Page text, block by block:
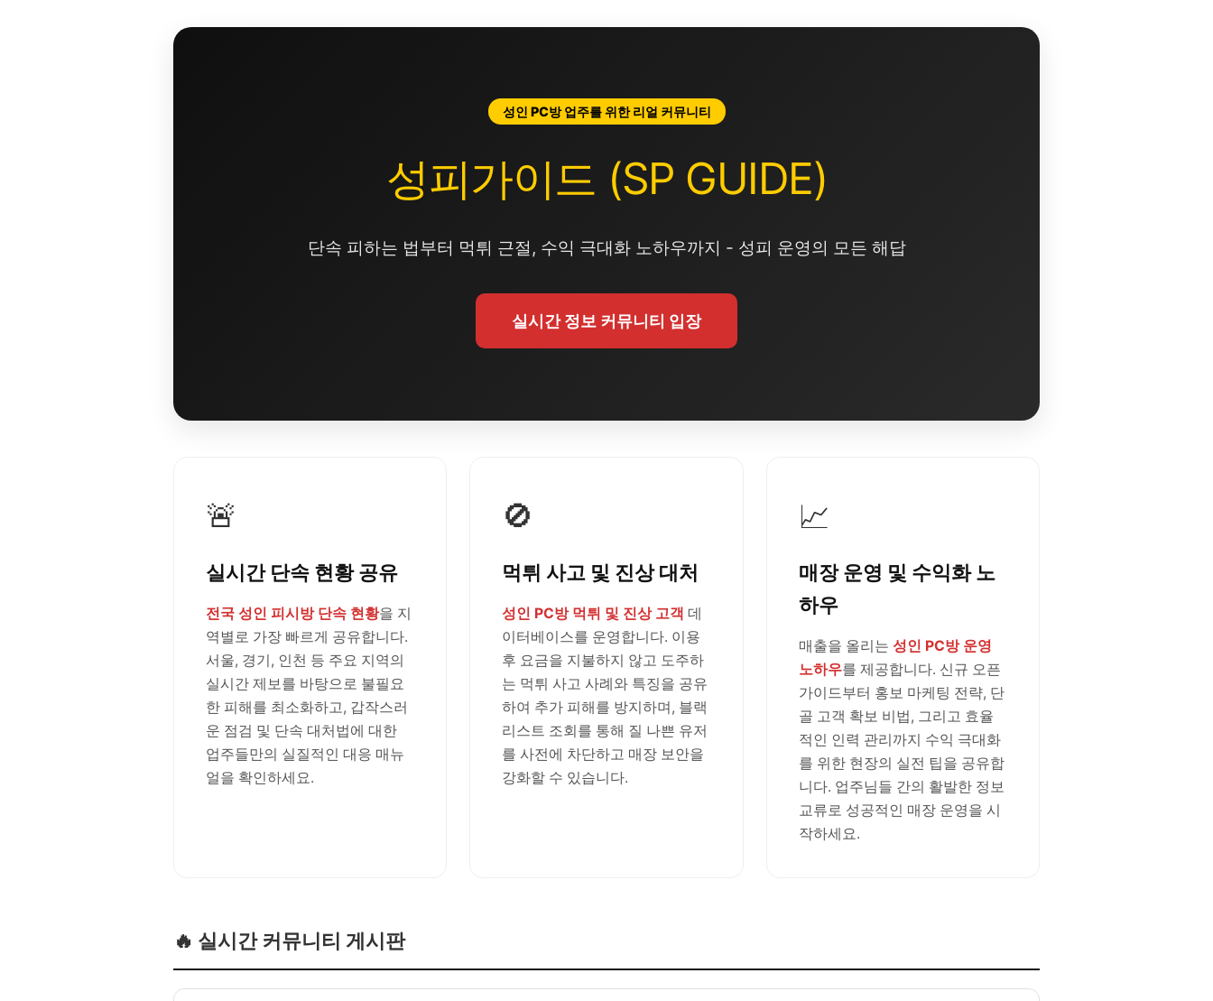
성인 PC방 업주를 위한 리얼 커뮤니티
성피가이드 (SP GUIDE)
단속 피하는 법부터 먹튀 근절, 수익 극대화 노하우까지 - 성피 운영의 모든 해답
실시간 정보 커뮤니티 입장
🚨
실시간 단속 현황 공유
전국 성인 피시방 단속 현황을 지
역별로 가장 빠르게 공유합니다.
서울, 경기, 인천 등 주요 지역의
실시간 제보를 바탕으로 불필요
한 피해를 최소화하고, 갑작스러
운 점검 및 단속 대처법에 대한
업주들만의 실질적인 대응 매뉴
얼을 확인하세요.
🚫
먹튀 사고 및 진상 대처
성인 PC방 먹튀 및 진상 고객 데
이터베이스를 운영합니다. 이용
후 요금을 지불하지 않고 도주하
는 먹튀 사고 사례와 특징을 공유
하여 추가 피해를 방지하며, 블랙
리스트 조회를 통해 질 나쁜 유저
를 사전에 차단하고 매장 보안을
강화할 수 있습니다.
📈
매장 운영 및 수익화 노
하우
매출을 올리는 성인 PC방 운영
노하우를 제공합니다. 신규 오픈
가이드부터 홍보 마케팅 전략, 단
골 고객 확보 비법, 그리고 효율
적인 인력 관리까지 수익 극대화
를 위한 현장의 실전 팁을 공유합
니다. 업주님들 간의 활발한 정보
교류로 성공적인 매장 운영을 시
작하세요.
🔥 실시간 커뮤니티 게시판